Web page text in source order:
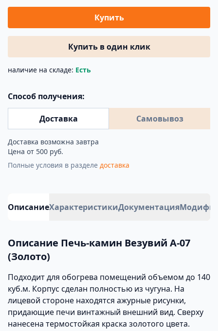
Купить
Купить в один клик
наличие на складе: Есть
Способ получения:
Доставка Самовывоз
Доставка возможна завтра
Цена от 500 руб.
Полные условия в разделе доставка
ОписаниеХарактеристикиДокументация
Описание Печь-камин Везувий А-07
(Золото)
Подходит для обогрева помещений объемом до 140
куб.м. Корпус сделан полностью из чугуна. На
лицевой стороне находятся ажурные рисунки,
придающие печи винтажный внешний вид. Сверху
нанесена термостойкая краска золотого цвета.